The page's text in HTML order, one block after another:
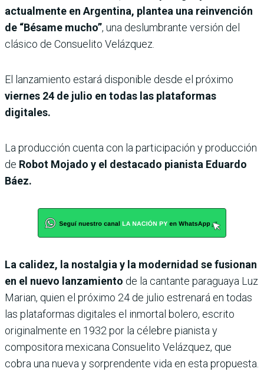
actualmente en Argentina, plantea una reinvención
de “Bésame mucho”, una deslumbrante versión del
clásico de Consuelito Velázquez.
El lanzamiento estará disponible desde el próximo
viernes 24 de julio en todas las plataformas
digitales.
La producción cuenta con la participación y producción
de Robot Mojado y el destacado pianista Eduardo
Báez.
La calidez, la nostalgia y la modernidad se fusionan
en el nuevo lanzamiento de la cantante paraguaya Luz
Marian, quien el próximo 24 de julio estrenará en todas
las plataformas digitales el inmortal bolero, escrito
originalmente en 1932 por la célebre pianista y
compositora mexicana Consuelito Velázquez, que
cobra una nueva y sorprendente vida en esta propuesta.